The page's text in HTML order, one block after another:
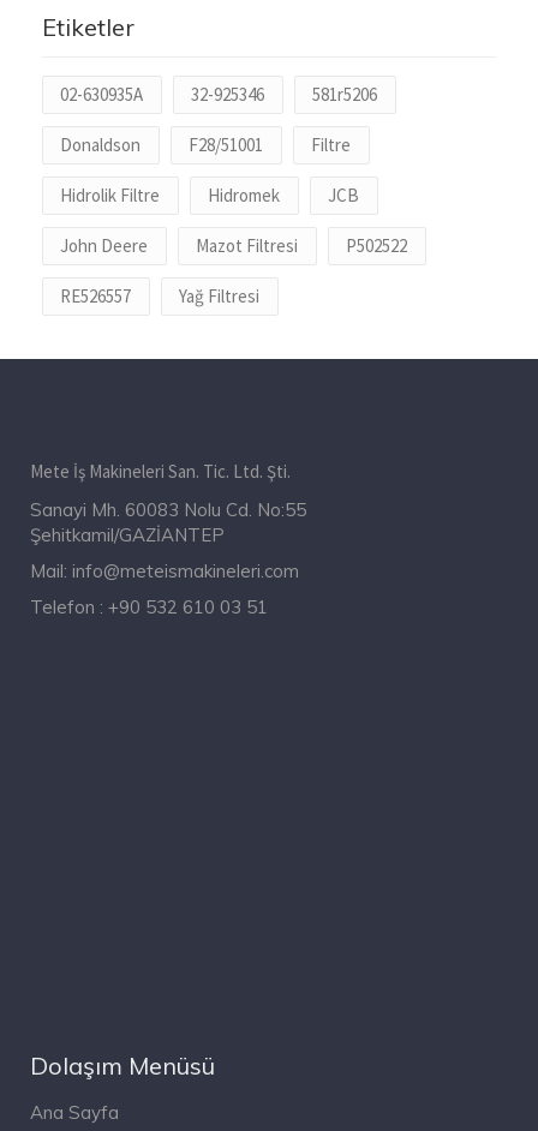
Etiketler
02-630935A 32-925346 581r5206
Donaldson F28/51001 Filtre
Hidrolik Filtre Hidromek JCB
John Deere Mazot Filtresi P502522
RE526557 Yağ Filtresi
Mete İş Makineleri San. Tic. Ltd. Şti.
Sanayi Mh. 60083 Nolu Cd. No:55
Şehitkamil/GAZİANTEP
Mail: info@meteismakineleri.com
Telefon : +90 532 610 03 51
Dolaşım Menüsü
Ana Sayfa